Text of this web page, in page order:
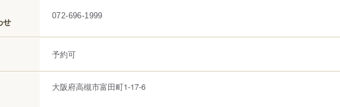
せ
072-696-1999
予約可
大阪府高槻市富田町1-17-6